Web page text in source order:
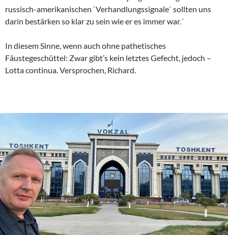
russisch-amerikanischen `Verhandlungssignale` sollten uns
darin bestärken so klar zu sein wie er es immer war.´
In diesem Sinne, wenn auch ohne pathetisches
Fäustegeschüttel: Zwar gibt’s kein letztes Gefecht, jedoch –
Lotta continua. Versprochen, Richard.